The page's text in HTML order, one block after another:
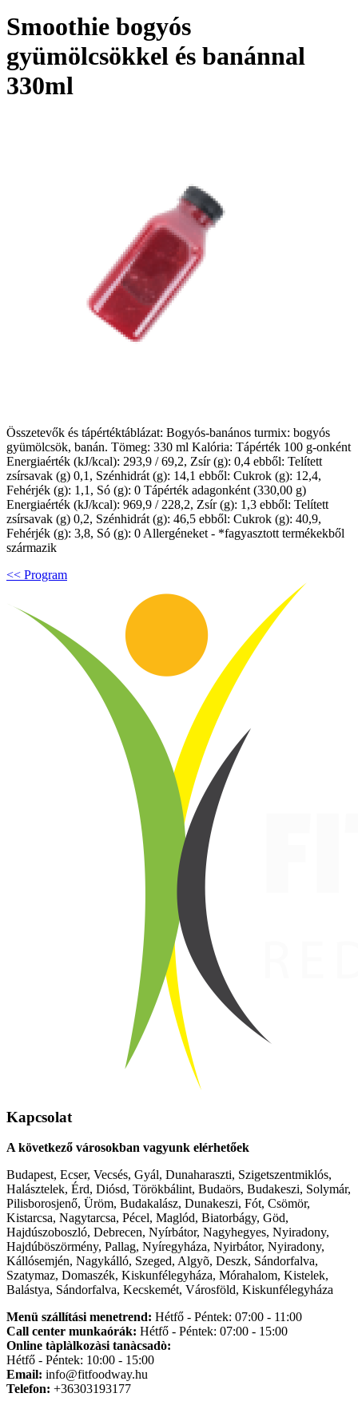
Smoothie bogyós
gyümölcsökkel és banánnal
330ml
Összetevők és tápértéktáblázat: Bogyós-banános turmix: bogyós
gyümölcsök, banán. Tömeg: 330 ml Kalória: Tápérték 100 g-onként
Energiaérték (kJ/kcal): 293,9 / 69,2, Zsír (g): 0,4 ebből: Telített
zsírsavak (g) 0,1, Szénhidrát (g): 14,1 ebből: Cukrok (g): 12,4,
Fehérjék (g): 1,1, Só (g): 0 Tápérték adagonként (330,00 g)
Energiaérték (kJ/kcal): 969,9 / 228,2, Zsír (g): 1,3 ebből: Telített
zsírsavak (g) 0,2, Szénhidrát (g): 46,5 ebből: Cukrok (g): 40,9,
Fehérjék (g): 3,8, Só (g): 0 Allergéneket - *fagyasztott termékekből
származik
<< Program
Kapcsolat
A következő városokban vagyunk elérhetőek
Budapest, Ecser, Vecsés, Gyál, Dunaharaszti, Szigetszentmiklós,
Halásztelek, Érd, Diósd, Törökbálint, Budaörs, Budakeszi, Solymár,
Pilisborosjenő, Üröm, Budakalász, Dunakeszi, Fót, Csömör,
Kistarcsa, Nagytarcsa, Pécel, Maglód, Biatorbágy, Göd,
Hajdúszoboszló, Debrecen, Nyírbátor, Nagyhegyes, Nyiradony,
Hajdúböszörmény, Pallag, Nyíregyháza, Nyirbátor, Nyiradony,
Kállósemjén, Nagykálló, Szeged, Algyõ, Deszk, Sándorfalva,
Szatymaz, Domaszék, Kiskunfélegyháza, Mórahalom, Kistelek,
Balástya, Sándorfalva, Kecskemét, Városföld, Kiskunfélegyháza
Menü szállítási menetrend: Hétfő - Péntek: 07:00 - 11:00
Call center munkaórák: Hétfő - Péntek: 07:00 - 15:00
Online tàplàlkozàsi tanàcsadò:
Hétfő - Péntek: 10:00 - 15:00
Email: info@fitfoodway.hu
Telefon: +36303193177